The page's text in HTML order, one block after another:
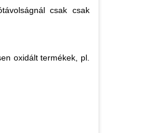
csak csak
oxidált termékek, pl.